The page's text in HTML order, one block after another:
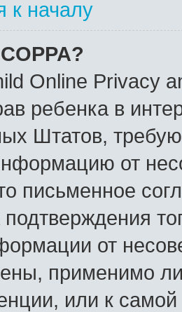
к началу
Online Privacy
ребенка в
Штатов,
от
письменное
подтверждения
от
применимо
или к